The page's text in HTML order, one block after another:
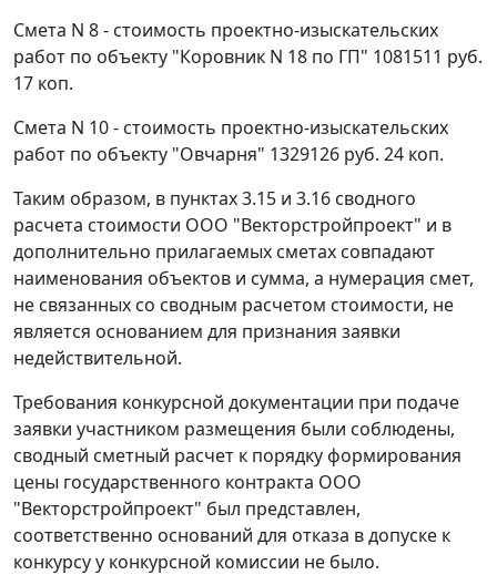
Смета N 8 - стоимость проектно-изыскательских
работ по объекту "Коровник N 18 по ГП" 1081511 руб.
17 коп.
Смета N 10 - стоимость проектно-изыскательских
работ по объекту "Овчарня" 1329126 руб. 24 коп.
Таким образом, в пунктах 3.15 и 3.16 сводного
расчета стоимости ООО "Векторстройпроект" и в
дополнительно прилагаемых сметах совпадают
наименования объектов и сумма, а нумерация смет,
не связанных со сводным расчетом стоимости, не
является основанием для признания заявки
недействительной.
Требования конкурсной документации при подаче
заявки участником размещения были соблюдены,
сводный сметный расчет к порядку формирования
цены государственного контракта ООО
"Векторстройпроект" был представлен,
соответственно оснований для отказа в допуске к
конкурсу у конкурсной комиссии не было.